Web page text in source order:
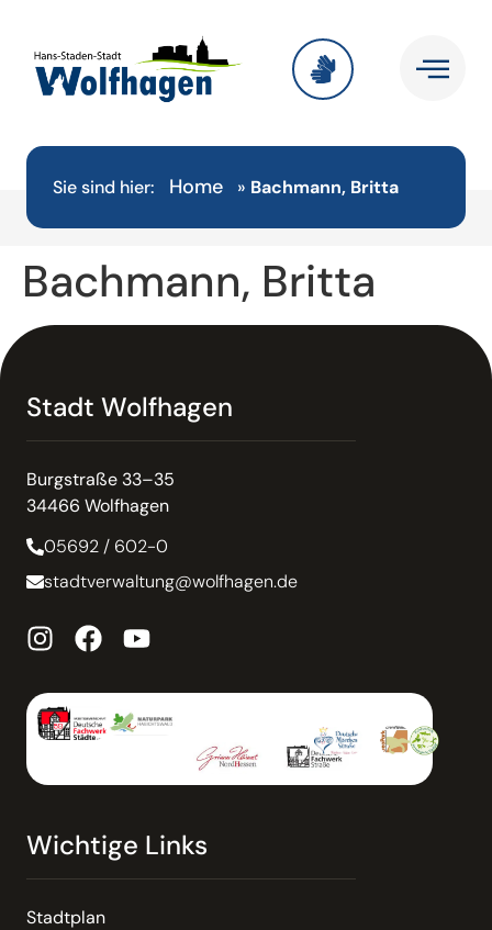
Sie sind hier: Home » Bachmann, Britta
Bachmann, Britta
Stadt Wolfhagen
Burgstraße 33–35
34466 Wolfhagen
05692 / 602-0
stadtverwaltung@wolfhagen.de
Wichtige Links
Stadtplan